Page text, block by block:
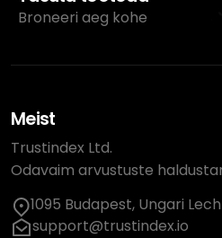
Broneeri aeg kohe
Meist
Trustindex Ltd.
Odavaim arvustuste
1095 Budapest, Ungari
support@trustindex.io